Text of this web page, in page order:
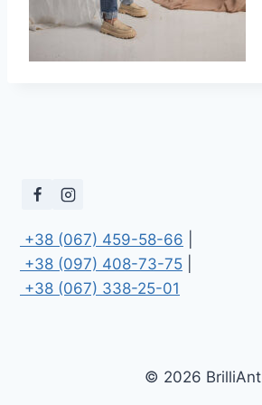
+38 (067) 459-58-66
+38 (097) 408-73-75
+38 (067) 338-25-01
© 2026 BrilliAnt